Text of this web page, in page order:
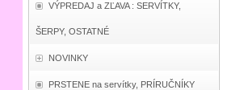
VÝPREDAJ a ZĽAVA : SERVÍTKY,
ŠERPY, OSTATNÉ
NOVINKY
PRSTENE na servítky, PRÍRUČNÍKY